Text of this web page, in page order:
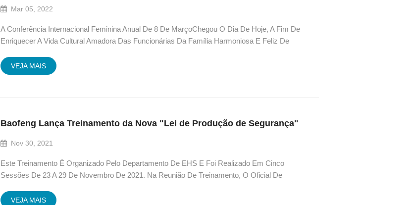
Mar 05, 2022
A Conferência Internacional Feminina Anual De 8 De MarçoChegou O Dia De Hoje, A Fim De
Enriquecer A Vida Cultural Amadora Das Funcionárias Da Família Harmoniosa E Feliz De
Conjunto Uma P...
VEJA MAIS
Baofeng Lança Treinamento da Nova "Lei de Produção de Segurança"
Nov 30, 2021
Este Treinamento É Organizado Pelo Departamento De EHS E Foi Realizado Em Cinco
Sessões De 23 A 29 De Novembro De 2021. Na Reunião De Treinamento, O Oficial De
Produ&...
VEJA MAIS